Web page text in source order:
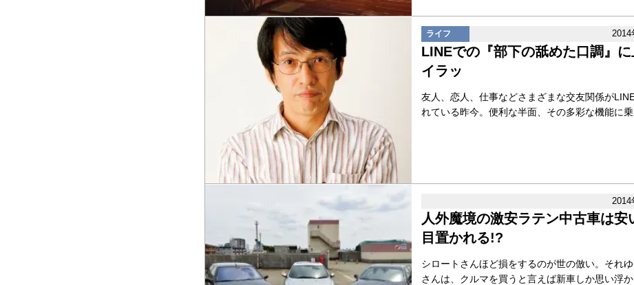
ライフ 2014
LINEでの『部下の舐めた口調』
イラッ
友人、恋人、仕事などさまざまな交友関係が
れている昨今。便利な半面、その多彩な機能に乗
2014
人外魔境の激安ラテン中古車は安
目置かれる!?
シロートさんほど損をするのが世の倣い。それ
さんは、クルマを買うと言えば新車しか思い浮か